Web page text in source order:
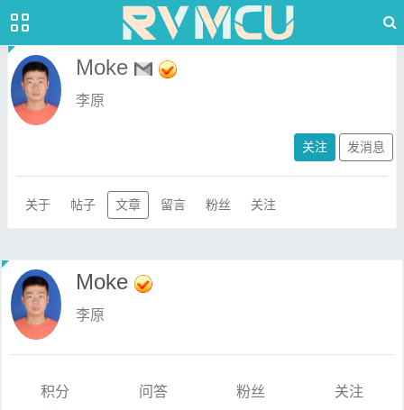
Moke
李原
关注 发消息
关于 帖子 文章 留言 粉丝 关注
Moke
李原
积分
问答
粉丝
关注